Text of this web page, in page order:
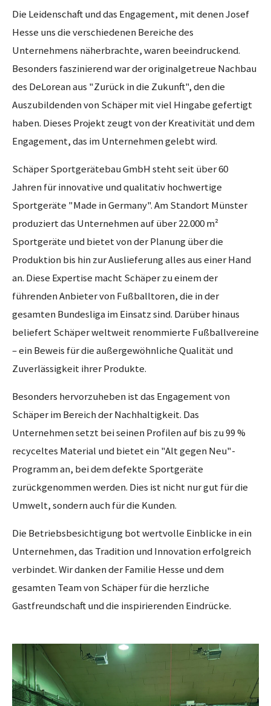
Die Leidenschaft und das Engagement, mit denen Josef
Hesse uns die verschiedenen Bereiche des
Unternehmens näherbrachte, waren beeindruckend.
Besonders faszinierend war der originalgetreue Nachbau
des DeLorean aus "Zurück in die Zukunft", den die
Auszubildenden von Schäper mit viel Hingabe gefertigt
haben. Dieses Projekt zeugt von der Kreativität und dem
Engagement, das im Unternehmen gelebt wird.
Schäper Sportgerätebau GmbH steht seit über 60
Jahren für innovative und qualitativ hochwertige
Sportgeräte "Made in Germany". Am Standort Münster
produziert das Unternehmen auf über 22.000 m²
Sportgeräte und bietet von der Planung über die
Produktion bis hin zur Auslieferung alles aus einer Hand
an. Diese Expertise macht Schäper zu einem der
führenden Anbieter von Fußballtoren, die in der
gesamten Bundesliga im Einsatz sind. Darüber hinaus
beliefert Schäper weltweit renommierte Fußballvereine
– ein Beweis für die außergewöhnliche Qualität und
Zuverlässigkeit ihrer Produkte.
Besonders hervorzuheben ist das Engagement von
Schäper im Bereich der Nachhaltigkeit. Das
Unternehmen setzt bei seinen Profilen auf bis zu 99 %
recyceltes Material und bietet ein "Alt gegen Neu"-
Programm an, bei dem defekte Sportgeräte
zurückgenommen werden. Dies ist nicht nur gut für die
Umwelt, sondern auch für die Kunden.
Die Betriebsbesichtigung bot wertvolle Einblicke in ein
Unternehmen, das Tradition und Innovation erfolgreich
verbindet. Wir danken der Familie Hesse und dem
gesamten Team von Schäper für die herzliche
Gastfreundschaft und die inspirierenden Eindrücke.